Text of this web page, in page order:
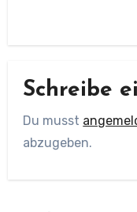
Schreibe
Du musst
abzugeben.